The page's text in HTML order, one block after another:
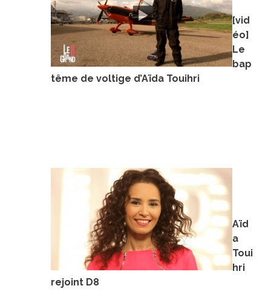
[vid
éo]
Le
bap
tême de voltige d’Aïda Touihri
Aïd
a
Toui
hri
rejoint D8